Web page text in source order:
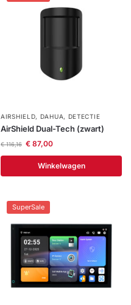
AIRSHIELD, DAHUA, DETECTIE
AirShield Dual-Tech (zwart)
€116,16 €87,00
Winkelwagen
SuperSale